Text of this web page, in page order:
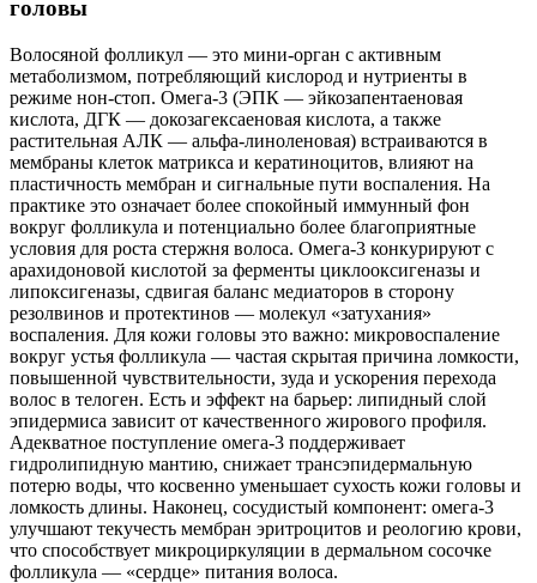
головы
Волосяной фолликул — это мини‑орган с активным
метаболизмом, потребляющий кислород и нутриенты в
режиме нон‑стоп. Омега‑3 (ЭПК — эйкозапентаеновая
кислота, ДГК — докозагексаеновая кислота, а также
растительная АЛК — альфа‑линоленовая) встраиваются в
мембраны клеток матрикса и кератиноцитов, влияют на
пластичность мембран и сигнальные пути воспаления. На
практике это означает более спокойный иммунный фон
вокруг фолликула и потенциально более благоприятные
условия для роста стержня волоса. Омега‑3 конкурируют с
арахидоновой кислотой за ферменты циклооксигеназы и
липоксигеназы, сдвигая баланс медиаторов в сторону
резолвинов и протектинов — молекул «затухания»
воспаления. Для кожи головы это важно: микровоспаление
вокруг устья фолликула — частая скрытая причина ломкости,
повышенной чувствительности, зуда и ускорения перехода
волос в телоген. Есть и эффект на барьер: липидный слой
эпидермиса зависит от качественного жирового профиля.
Адекватное поступление омега‑3 поддерживает
гидролипидную мантию, снижает трансэпидермальную
потерю воды, что косвенно уменьшает сухость кожи головы и
ломкость длины. Наконец, сосудистый компонент: омега‑3
улучшают текучесть мембран эритроцитов и реологию крови,
что способствует микроциркуляции в дермальном сосочке
фолликула — «сердце» питания волоса.